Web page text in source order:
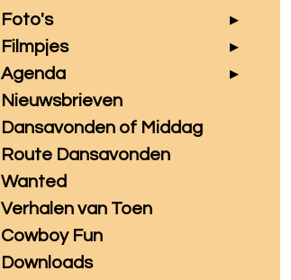
Foto's
Filmpjes
Agenda
Nieuwsbrieven
Dansavonden of Middag
Route Dansavonden
Wanted
Verhalen van Toen
Cowboy Fun
Downloads